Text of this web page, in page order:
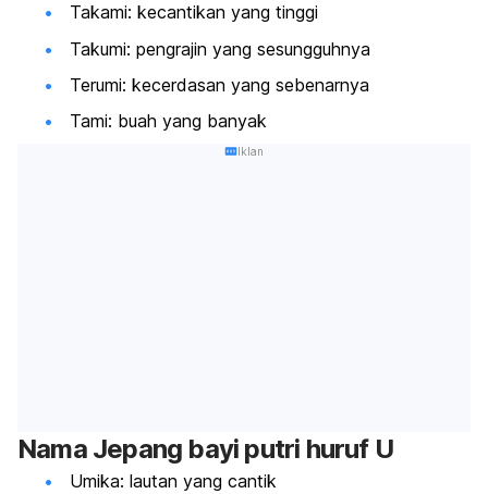
Takami: kecantikan yang tinggi
Takumi: pengrajin yang sesungguhnya
Terumi: kecerdasan yang sebenarnya
Tami: buah yang banyak
Iklan
Nama Jepang bayi putri huruf U
Umika: lautan yang cantik